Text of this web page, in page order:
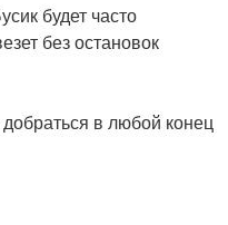
будет часто
без остановок
в любой конец